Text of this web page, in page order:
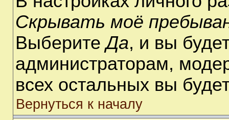
Скрывать моё
ВыберитеДа, и вы
администраторам,
всех остальных вы
Вернуться к началу